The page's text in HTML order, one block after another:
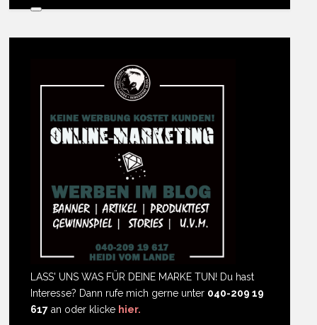
LASS' UNS WAS FÜR DEINE MARKE TUN! Du hast
Interesse? Dann rufe mich gerne unter 040-209 19
617 an oder klicke hier.